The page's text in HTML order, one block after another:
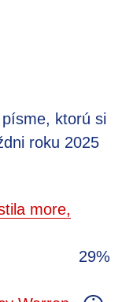
ktorú si
roku 2025
more,
29%